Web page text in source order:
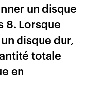
un disque
8. Lorsque
disque dur,
totale
en